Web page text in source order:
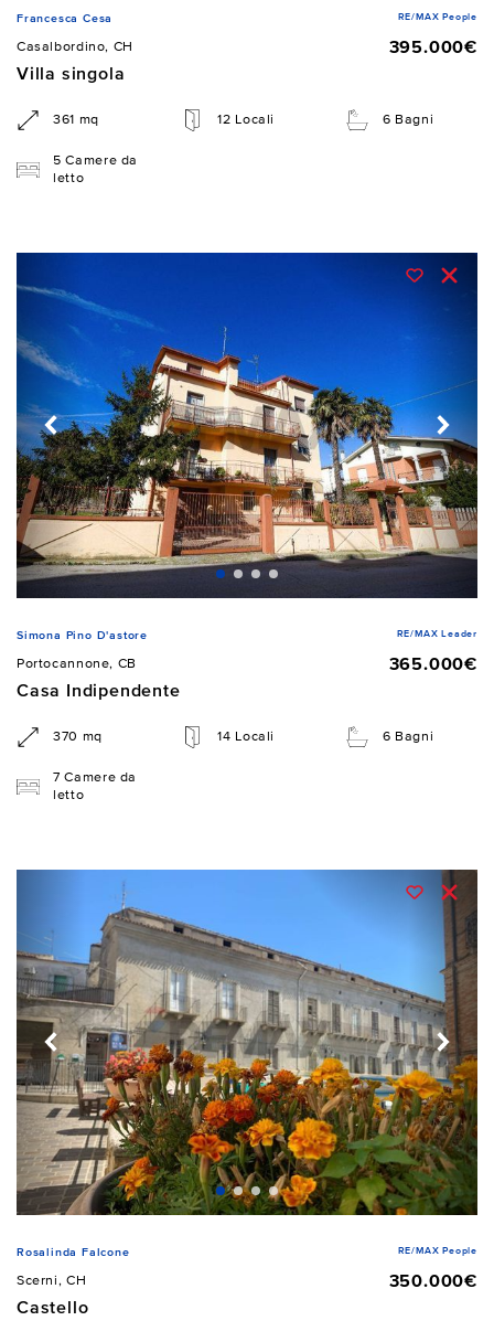
Francesca Cesa RE/MAX People
Casalbordino, CH
395.000€
Villa singola
361 mq 12 Locali 6 Bagni
5 Camere da
letto
Simona Pino D'astore RE/MAX Leader
Portocannone, CB
365.000€
Casa Indipendente
370 mq 14 Locali 6 Bagni
7 Camere da
letto
Rosalinda Falcone RE/MAX People
Scerni, CH
350.000€
Castello